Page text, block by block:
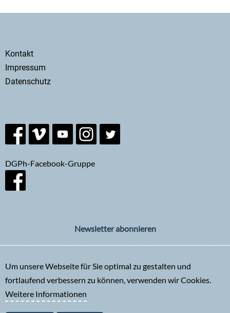
Secondary
menu
Kontakt
Impressum
Datenschutz
DGPh-Facebook-Gruppe
Newsletter abonnieren
Um unsere Webseite für Sie optimal zu gestalten und
fortlaufend verbessern zu können, verwenden wir Cookies.
Weitere Informationen